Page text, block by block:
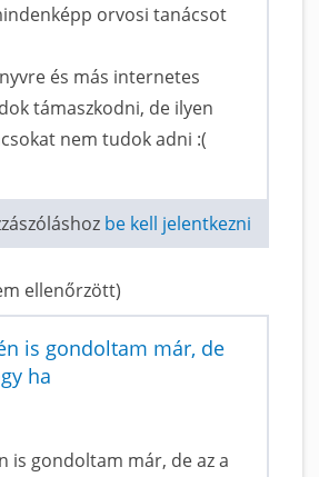
orvosi tanácsot
és más internetes
támaszkodni, de ilyen
nem tudok adni :(
be kell jelentkezni
ellenőrzött)
is gondoltam már, de
ha
is gondoltam már, de az a